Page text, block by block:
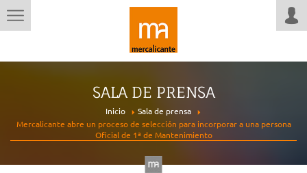
SALA DE PRENSA
Inicio
Sala de prensa
Mercalicante abre un proceso de selección para incorporar a una persona
Oficial de 1ª de Mantenimiento